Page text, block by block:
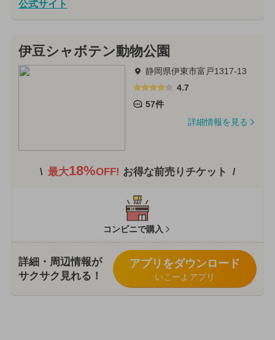
公式サイト
伊豆シャボテン動物公園
静岡県伊東市富戸1317-13
4.7
57件
詳細情報を見る
最大18%OFF! お得な前売りチケット
コンビニで購入
詳細・周辺情報が
サクサク見れる！
アプリをダウンロード
いこーよアプリ